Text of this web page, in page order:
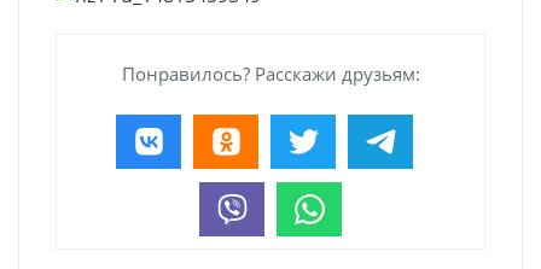
Понравилось? Расскажи друзьям: